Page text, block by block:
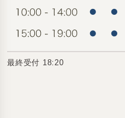
最終受付 18:20